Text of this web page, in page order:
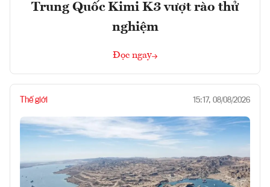
Trung Quốc Kimi K3 vượt rào thử
nghiệm
Đọc ngay
Thế giới 15:17, 08/08/2026